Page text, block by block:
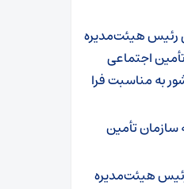
رئیس هیئت‌مدیره
اجتماعی
به مناسبت فرا
سازمان تأمین
هیئت‌مدیره